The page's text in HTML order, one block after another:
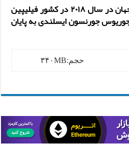
در سال ۲۰۱۸ در کشور فیلیپین
جوریوس جورنسون ایسلندی به پایان
حجم:۳۴۰MB